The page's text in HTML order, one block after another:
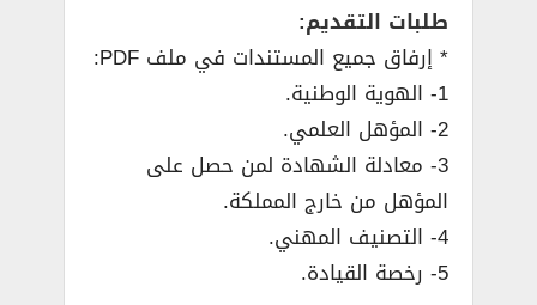
طلبات التقديم:
* إرفاق جميع المستندات في ملف PDF:
1- الهوية الوطنية.
2- المؤهل العلمي.
3- معادلة الشهادة لمن حصل على
المؤهل من خارج المملكة.
4- التصنيف المهني.
5- رخصة القيادة.